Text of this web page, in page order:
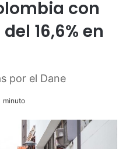
con
16,6% en
por el Dane
minuto